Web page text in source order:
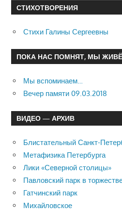
СТИХОТВОРЕНИЯ
Стихи Галины Сергеевны
ПОКА НАС ПОМНЯТ, МЫ
Мы вспоминаем…
Вечер памяти 09.03.2018
ВИДЕО — АРХИВ
Блистательный Санкт-
Метафизика Петербурга
Лики «Северной столицы»
Павловский парк в
Гатчинский парк
Михайловское